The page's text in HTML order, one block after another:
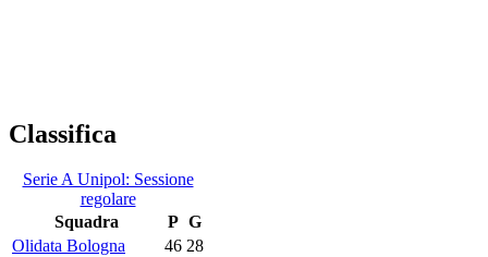
Classifica
Serie A Unipol: Sessione
regolare
Squadra
P G
Olidata Bologna
46 28